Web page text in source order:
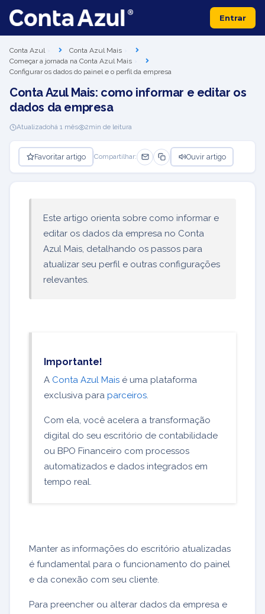
Entrar
Conta Azul
Conta Azul Mais
Começar a jornada na Conta Azul Mais
Configurar os dados do painel e o perfil da empresa
Conta Azul Mais: como informar e editar os
dados da empresa
Atualizadohá 1 mês 2min de leitura
Favoritar artigo Compartilhar: Ouvir artigo
Este artigo orienta sobre como informar e
editar os dados da empresa no Conta
Azul Mais, detalhando os passos para
atualizar seu perfil e outras configurações
relevantes.
Importante!
A Conta Azul Mais é uma plataforma
exclusiva para parceiros.
Com ela, você acelera a transformação
digital do seu escritório de contabilidade
ou BPO Financeiro com processos
automatizados e dados integrados em
tempo real.
Manter as informações do escritório atualizadas
é fundamental para o funcionamento do painel
e da conexão com seu cliente.
Para preencher ou alterar dados da empresa e